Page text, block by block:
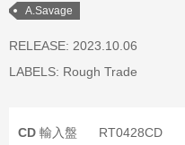
A.Savage
RELEASE: 2023.10.06
LABELS: Rough Trade
CD 輸入盤
RT0428CD